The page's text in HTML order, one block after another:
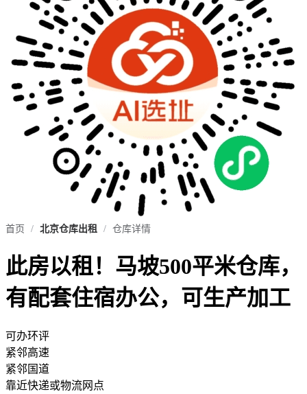
首页 / 北京仓库出租 / 仓库详情
此房以租！马坡500平米仓库，
有配套住宿办公，可生产加工
可办环评
紧邻高速
紧邻国道
靠近快递或物流网点